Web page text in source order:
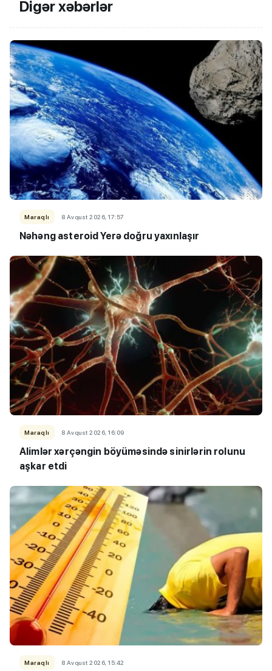
Digər xəbərlər
Maraqlı 8 Avqust 2026, 17:57
Nəhəng asteroid Yerə doğru yaxınlaşır
Maraqlı 8 Avqust 2026, 16:09
Alimlər xərçəngin böyüməsində sinirlərin rolunu
aşkar etdi
Maraqlı 8 Avqust 2026, 15:42